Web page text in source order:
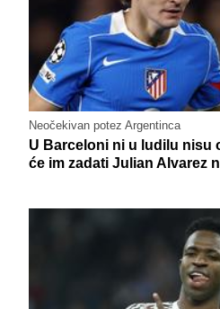
Neočekivan potez Argentinca
U Barceloni ni u ludilu nisu
će im zadati Julian Alvarez